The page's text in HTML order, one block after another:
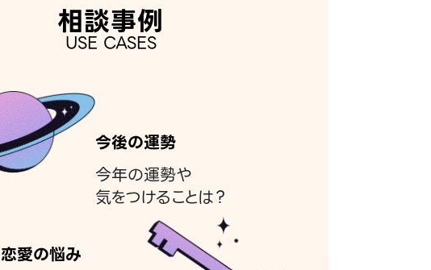
相談事例
USE CASES
今後の運勢
今年の運勢や
気をつけることは？
恋愛の悩み